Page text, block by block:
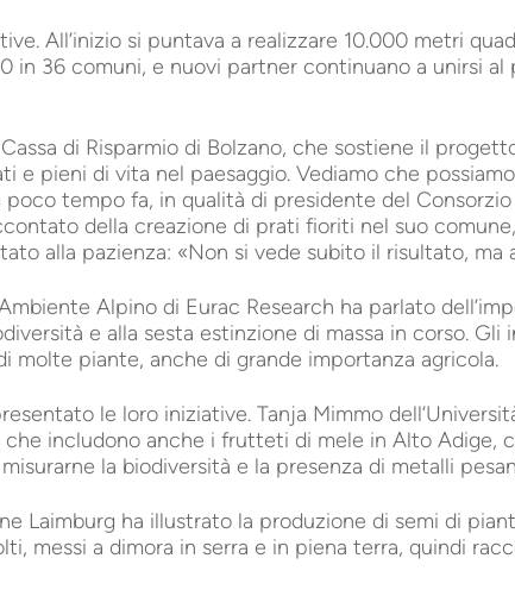
All’inizio si puntava a realizzare 10.000 metri
in 36 comuni, e nuovi partner continuano a unirsi al
di Risparmio di Bolzano, che sostiene il
e pieni di vita nel paesaggio. Vediamo che
tempo fa, in qualità di presidente del
della creazione di prati fioriti nel suo
alla pazienza: «Non si vede subito il risultato, ma
Alpino di Eurac Research ha parlato
e alla sesta estinzione di massa in corso. Gli
molte piante, anche di grande importanza agricola.
le loro iniziative. Tanja Mimmo
includono anche i frutteti di mele in Alto Adige,
la biodiversità e la presenza di metalli
Laimburg ha illustrato la produzione di semi di
messi a dimora in serra e in piena terra, quindi